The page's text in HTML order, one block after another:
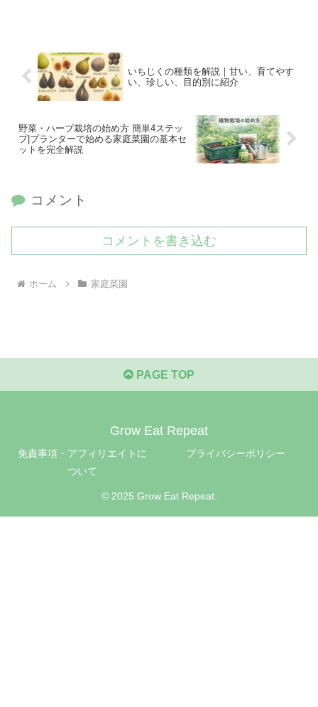
いちじくの種類を解説｜甘い、育てやす
い、珍しい、目的別に紹介
野菜・ハーブ栽培の始め方 簡単4ステッ
プ|プランターで始める家庭菜園の基本セ
ットを完全解説
コメント
コメントを書き込む
ホーム 家庭菜園
PAGE TOP
Grow Eat Repeat
免責事項・アフィリエイトに
ついて
プライバシーポリシー
© 2025 Grow Eat Repeat.